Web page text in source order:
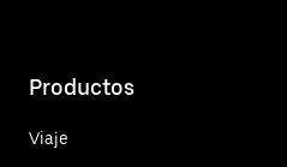
Productos
Viaje